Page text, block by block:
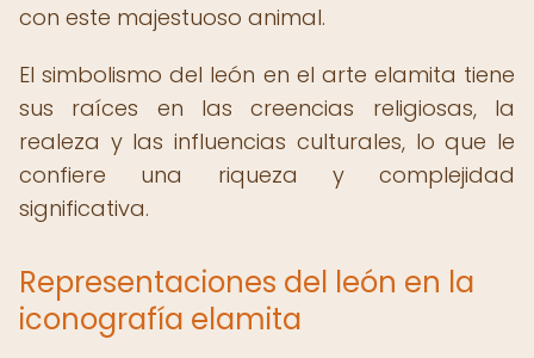
con este majestuoso animal.
El simbolismo del león en el arte elamita tiene
sus raíces en las creencias religiosas, la
realeza y las influencias culturales, lo que le
confiere una riqueza y complejidad
significativa.
Representaciones del león en la
iconografía elamita